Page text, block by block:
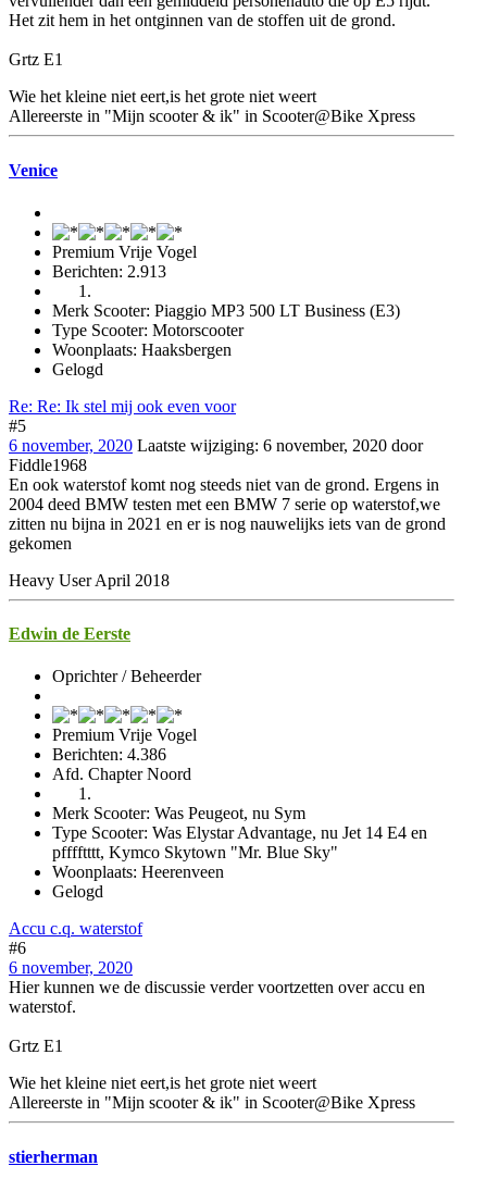
Het zit hem in het ontginnen van de stoffen uit de grond.
Grtz E1
Wie het kleine niet eert,is het grote niet weert
Allereerste in "Mijn scooter & ik" in Scooter@Bike Xpress
Venice
Premium Vrije Vogel
Berichten: 2.913
Merk Scooter: Piaggio MP3 500 LT Business (E3)
Type Scooter: Motorscooter
Woonplaats: Haaksbergen
Gelogd
Re: Re: Ik stel mij ook even voor
#5
6 november, 2020 Laatste wijziging: 6 november, 2020 door
Fiddle1968
En ook waterstof komt nog steeds niet van de grond. Ergens in
2004 deed BMW testen met een BMW 7 serie op waterstof,we
zitten nu bijna in 2021 en er is nog nauwelijks iets van de grond
gekomen
Heavy User April 2018
Edwin de Eerste
Oprichter / Beheerder
Premium Vrije Vogel
Berichten: 4.386
Afd. Chapter Noord
Merk Scooter: Was Peugeot, nu Sym
Type Scooter: Was Elystar Advantage, nu Jet 14 E4 en
pfffftttt, Kymco Skytown "Mr. Blue Sky"
Woonplaats: Heerenveen
Gelogd
Accu c.q. waterstof
#6
6 november, 2020
Hier kunnen we de discussie verder voortzetten over accu en
waterstof.
Grtz E1
Wie het kleine niet eert,is het grote niet weert
Allereerste in "Mijn scooter & ik" in Scooter@Bike Xpress
stierherman